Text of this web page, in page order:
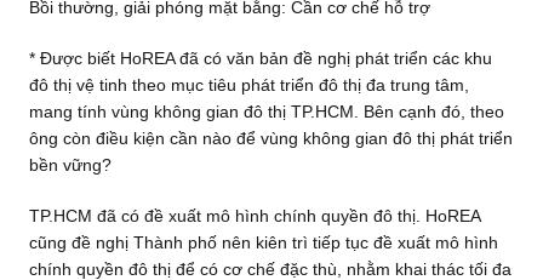
Bồi thường, giải phóng mặt bằng: Cần cơ chế hỗ trợ
* Được biết HoREA đã có văn bản đề nghị phát triển các khu
đô thị vệ tinh theo mục tiêu phát triển đô thị đa trung tâm,
mang tính vùng không gian đô thị TP.HCM. Bên cạnh đó, theo
ông còn điều kiện cần nào để vùng không gian đô thị phát triển
bền vững?
TP.HCM đã có đề xuất mô hình chính quyền đô thị. HoREA
cũng đề nghị Thành phố nên kiên trì tiếp tục đề xuất mô hình
chính quyền đô thị để có cơ chế đặc thù, nhằm khai thác tối đa